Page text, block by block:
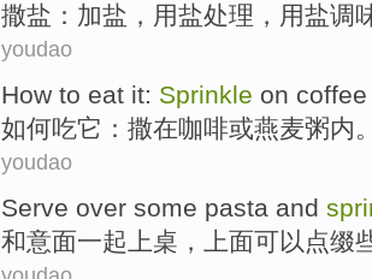
撒盐： 加盐 ， 用盐处理 ，用盐调
youdao
How to eat it: Sprinkle on coffee
如何吃它 ： 撒在咖啡或燕麦粥内
youdao
Serve over some pasta and
和意面一起 上桌，上面可以 点缀